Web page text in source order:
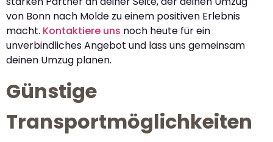
von Bonn nach Molde zu einem positiven Erlebnis
macht. Kontaktiere uns noch heute für ein
unverbindliches Angebot und lass uns gemeinsam
deinen Umzug planen.
Günstige
Transportmöglichkeiten